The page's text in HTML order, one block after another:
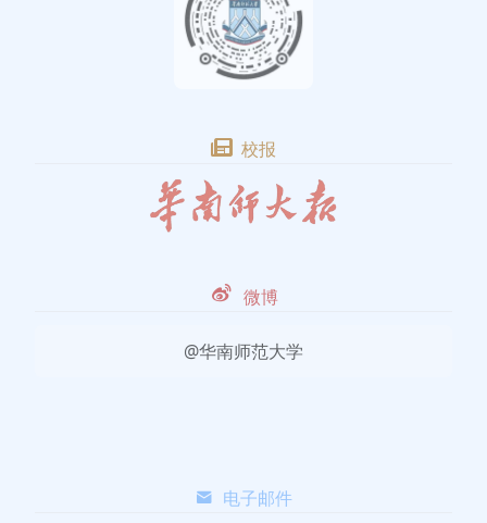
校报
微博
@华南师范大学
电子邮件